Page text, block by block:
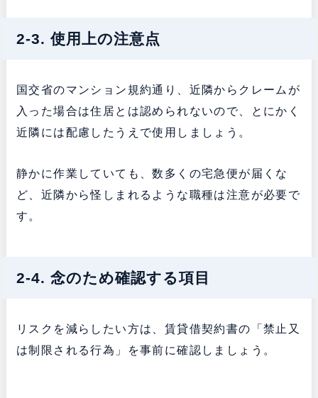
2-3. 使用上の注意点
国交省のマンション規約通り、近隣からクレームが
入った場合は住居とは認められないので、とにかく
近隣には配慮したうえで使用しましょう。
静かに作業していても、数多くの宅急便が届くな
ど、近隣から怪しまれるような職種は注意が必要で
す。
2-4. 念のため確認する項目
リスクを減らしたい方は、賃貸借契約書の「禁止又
は制限される行為」を事前に確認しましょう。